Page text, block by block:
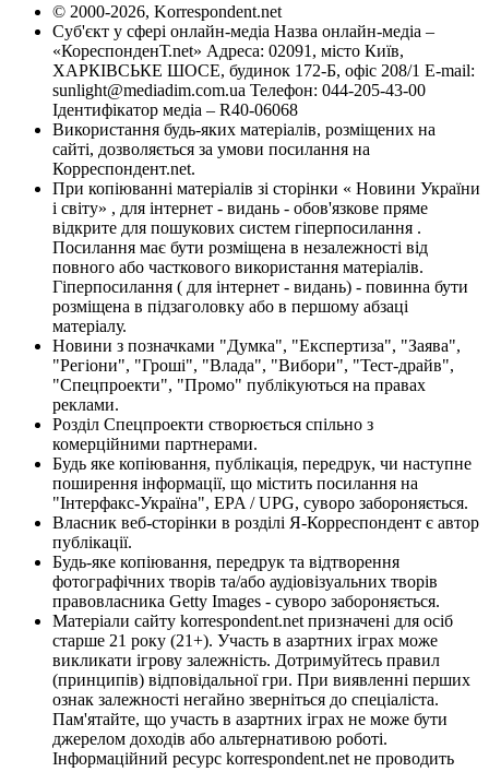
© 2000-2026, Korrespondent.net
Суб'єкт у сфері онлайн-медіа Назва онлайн-медіа –
«КореспонденТ.net» Адреса: 02091, місто Київ,
ХАРКІВСЬКЕ ШОСЕ, будинок 172-Б, офіс 208/1 E-mail:
sunlight@mediadim.com.ua Телефон: 044-205-43-00
Ідентифікатор медіа – R40-06068
Використання будь-яких матеріалів, розміщених на
сайті, дозволяється за умови посилання на
Корреспондент.net.
При копіюванні матеріалів зі сторінки « Новини України
і світу» , для інтернет - видань - обов'язкове пряме
відкрите для пошукових систем гіперпосилання .
Посилання має бути розміщена в незалежності від
повного або часткового використання матеріалів.
Гіперпосилання ( для інтернет - видань) - повинна бути
розміщена в підзаголовку або в першому абзаці
матеріалу.
Новини з позначками "Думка", "Експертиза", "Заява",
"Регіони", "Гроші", "Влада", "Вибори", "Тест-драйв",
"Спецпроекти", "Промо" публікуються на правах
реклами.
Розділ Спецпроекти створюється спільно з
комерційними партнерами.
Будь яке копіювання, публікація, передрук, чи наступне
поширення інформації, що містить посилання на
"Інтерфакс-Україна", EPA / UPG, суворо забороняється.
Власник веб-сторінки в розділі Я-Корреспондент є автор
публікації.
Будь-яке копіювання, передрук та відтворення
фотографічних творів та/або аудіовізуальних творів
правовласника Getty Images - суворо забороняється.
Матеріали сайту korrespondent.net призначені для осіб
старше 21 року (21+). Участь в азартних іграх може
викликати ігрову залежність. Дотримуйтесь правил
(принципів) відповідальної гри. При виявленні перших
ознак залежності негайно зверніться до спеціаліста.
Пам'ятайте, що участь в азартних іграх не може бути
джерелом доходів або альтернативою роботі.
Інформаційний ресурс korrespondent.net не проводить